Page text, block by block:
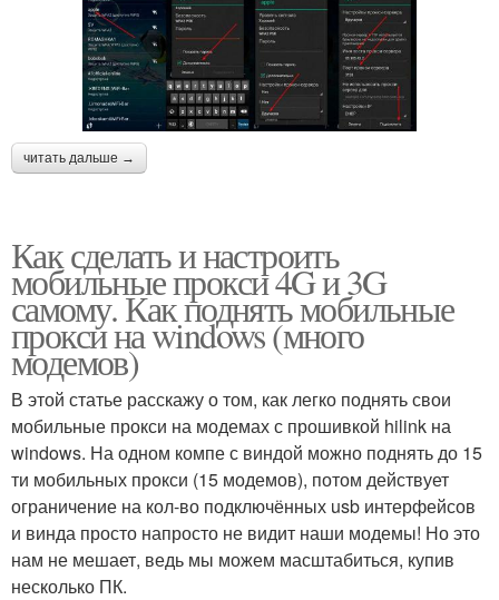
читать дальше →
Как сделать и настроить
мобильные прокси 4G и 3G
самому. Как поднять мобильные
прокси на windows (много
модемов)
В этой статье расскажу о том, как легко поднять свои
мобильные прокси на модемах с прошивкой hilink на
windows. На одном компе с виндой можно поднять до 15
ти мобильных прокси (15 модемов), потом действует
ограничение на кол-во подключённых usb интерфейсов
и винда просто напросто не видит наши модемы! Но это
нам не мешает, ведь мы можем масштабиться, купив
несколько ПК.